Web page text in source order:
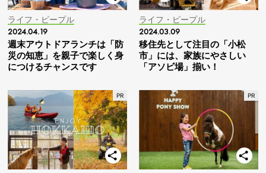
ライフ・ピープル
2024.04.19
週末アウトドアランチは「防
災の知恵」を親子で楽しく身
につけるチャンスです
ライフ・ピープル
2024.03.09
移住先として注目の「小松
市」には、家族にやさしい
「アソビ場」揃い！